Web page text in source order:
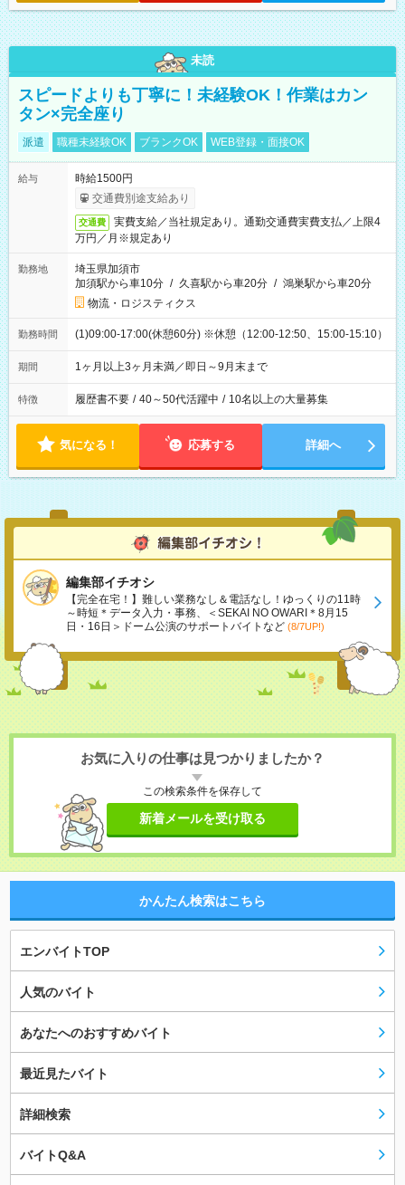
未読
スピードよりも丁寧に！未経験OK！作業はカン
タン×完全座り
派遣 職種未経験OK ブランクOK WEB登録・面接OK
給与
時給1500円
交通費別途支給あり
交通費
実費支給／当社規定あり。通勤交通費実費支払／上限4
万円／月※規定あり
勤務地
埼玉県加須市
加須駅から車10分 / 久喜駅から車20分 / 鴻巣駅から車20分
物流・ロジスティクス
勤務時間 (1)09:00-17:00(休憩60分) ※休憩（12:00-12:50、15:00-15:10）
期間 1ヶ月以上3ヶ月未満／即日～9月末まで
特徴 履歴書不要 / 40～50代活躍中 / 10名以上の大量募集
気になる！ 応募する 詳細へ
編集部イチオシ
【完全在宅！】難しい業務なし＆電話なし！ゆっくりの11時
～時短＊データ入力・事務、＜SEKAI NO OWARI＊8月15
日・16日＞ドーム公演のサポートバイトなど (8/7UP!)
お気に入りの仕事は見つかりましたか？
この検索条件を保存して
新着メールを受け取る
かんたん検索はこちら
エンバイトTOP
人気のバイト
あなたへのおすすめバイト
最近見たバイト
詳細検索
バイトQ&A